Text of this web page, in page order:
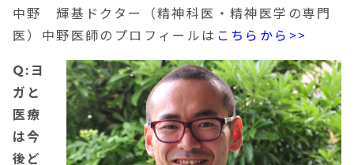
中野 輝基ドクター
（精神科医・精神医学の専門
医） 中野医師のプロフィールは こちらから>>
Q:ヨ
ガと
医療
は今
後ど